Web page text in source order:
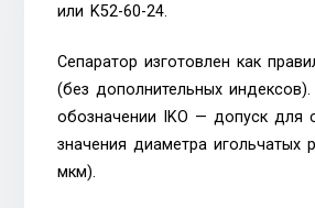
или K52-60-24.
Сепаратор изготовлен как
(без дополнительных индексов).
обозначении IKO — допуск для
значения диаметра игольчатых
мкм).